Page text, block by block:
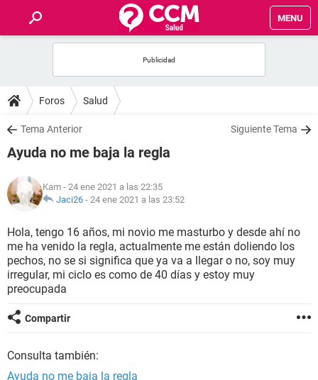
MENU
FOROS
SALUD
FAMILIA
NUTRICIÓN
BIENESTAR
SEXUALIDAD
GLOSARIO
Foros Salud
Tema Anterior Siguiente Tema
Ayuda no me baja la regla
Kam - 24 ene 2021 a las 22:35
Jaci26 - 24 ene 2021 a las 23:52
Hola, tengo 16 años, mi novio me masturbo y desde ahí no
me ha venido la regla, actualmente me están doliendo los
pechos, no se si significa que ya va a llegar o no, soy muy
irregular, mi ciclo es como de 40 días y estoy muy
preocupada
Compartir
Consulta también:
Ayuda no me baja la regla